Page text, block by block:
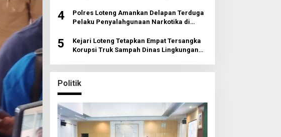
4
Polres Loteng Amankan Delapan Terduga
Pelaku Penyalahgunaan Narkotika di
5
Kejari Loteng Tetapkan Empat Tersangka
Korupsi Truk Sampah Dinas Lingkungan
Politik